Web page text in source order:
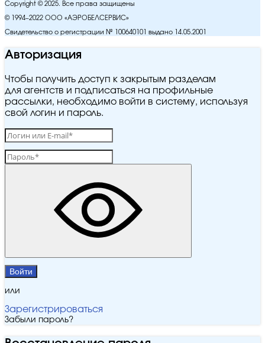
Copyright © 2025. Все права защищены
© 1994–2022 ООО «АЭРОБЕЛСЕРВИС»
Свидетельство о регистрации № 100640101 выдано 14.05.2001
Авторизация
Чтобы получить доступ к закрытым разделам
для агентств и подписаться на профильные
рассылки, необходимо войти в систему, используя
свой логин и пароль.
Войти
или
Зарегистрироваться
Забыли пароль?